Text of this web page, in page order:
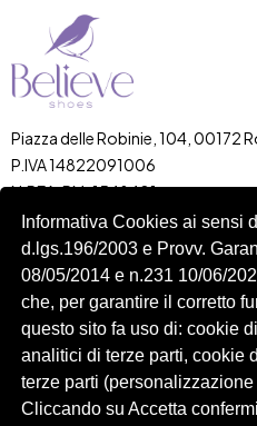
Informativa Cookies ai sensi
d.lgs.196/2003 e Provv.
08/05/2014 e n.231 10/06/
che, per garantire il corretto
questo sito fa uso di: cookie
analitici di terze parti, cookie
terze parti
Cliccando su Accetta
Piazza delle Robinie, 104, 00172
P.IVA 14822091006
N.REA: RM-1548401
C.SOCIALE: €10,00
334 918 4321
Shop
Shop
Donna
Bambini
Accessori